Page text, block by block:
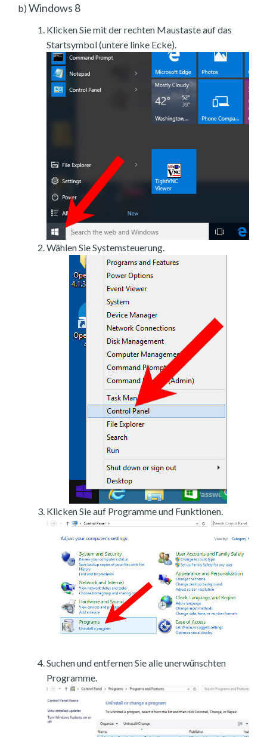
b) Windows 8
Klicken Sie mit der rechten Maustaste auf das
Startsymbol (untere linke Ecke).
Wählen Sie Systemsteuerung.
Klicken Sie auf Programme und Funktionen.
Suchen und entfernen Sie alle unerwünschten
Programme.